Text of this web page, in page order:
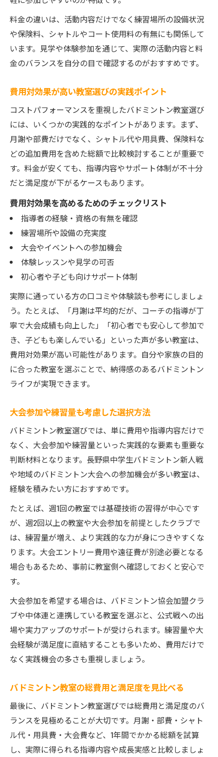
料金の違いは、活動内容だけでなく練習場所の設備状況
や保険料、シャトルやコート使用料の有無にも関係して
います。見学や体験参加を通じて、実際の活動内容と料
金のバランスを自分の目で確認するのがおすすめです。
費用対効果が高い教室選びの実践ポイント
コストパフォーマンスを重視したバドミントン教室選び
には、いくつかの実践的なポイントがあります。まず、
月謝や部費だけでなく、シャトル代や用具費、保険料な
どの追加費用を含めた総額で比較検討することが重要で
す。料金が安くても、指導内容やサポート体制が不十分
だと満足度が下がるケースもあります。
費用対効果を高めるためのチェックリスト
指導者の経験・資格の有無を確認
練習場所や設備の充実度
大会やイベントへの参加機会
体験レッスンや見学の可否
初心者や子ども向けサポート体制
実際に通っている方の口コミや体験談も参考にしましょ
う。たとえば、「月謝は平均的だが、コーチの指導が丁
寧で大会成績も向上した」「初心者でも安心して参加で
き、子どもも楽しんでいる」といった声が多い教室は、
費用対効果が高い可能性があります。自分や家族の目的
に合った教室を選ぶことで、納得感のあるバドミントン
ライフが実現できます。
大会参加や練習量も考慮した選択方法
バドミントン教室選びでは、単に費用や指導内容だけで
なく、大会参加や練習量といった実践的な要素も重要な
判断材料となります。長野県中学生バドミントン新人戦
や地域のバドミントン大会への参加機会が多い教室は、
経験を積みたい方におすすめです。
たとえば、週1回の教室では基礎技術の習得が中心です
が、週2回以上の教室や大会参加を前提としたクラブで
は、練習量が増え、より実践的な力が身につきやすくな
ります。大会エントリー費用や遠征費が別途必要となる
場合もあるため、事前に教室側へ確認しておくと安心で
す。
大会参加を希望する場合は、バドミントン協会加盟クラ
ブや中体連と連携している教室を選ぶと、公式戦への出
場や実力アップのサポートが受けられます。練習量や大
会経験が満足度に直結することも多いため、費用だけで
なく実践機会の多さも重視しましょう。
バドミントン教室の総費用と満足度を見比べる
最後に、バドミントン教室選びでは総費用と満足度のバ
ランスを見極めることが大切です。月謝・部費・シャト
ル代・用具費・大会費など、1年間でかかる総額を試算
し、実際に得られる指導内容や成長実感と比較しましょ